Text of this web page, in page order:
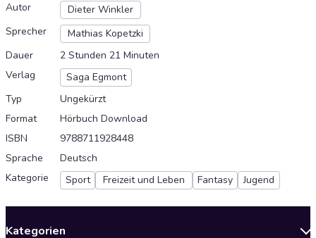
Autor
Dieter Winkler
Sprecher
Mathias Kopetzki
Dauer
2 Stunden 21 Minuten
Verlag
Saga Egmont
Typ
Ungekürzt
Format
Hörbuch Download
ISBN
9788711928448
Sprache
Deutsch
Kategorie
Sport Freizeit und Leben Fantasy Jugend
Kategorien